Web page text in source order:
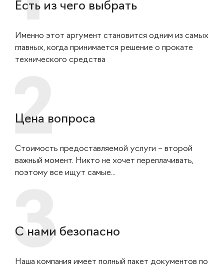
Есть из чего выбрать
Именно этот аргумент становится одним из самых
главных, когда принимается решение о прокате
технического средства
Цена вопроса
Стоимость предоставляемой услуги – второй
важный момент. Никто не хочет переплачивать,
поэтому все ищут самые...
С нами безопасно
Наша компания имеет полный пакет документов по